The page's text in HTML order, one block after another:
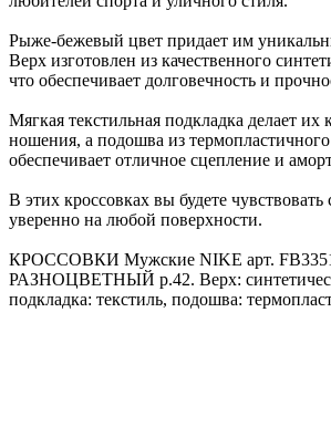
Рыже-бежевый цвет придает им
Верх изготовлен из качественного
что обеспечивает долговечность и
Мягкая текстильная подкладка делает
ношения, а подошва из
обеспечивает отличное сцепление и
В этих кроссовках вы будете
уверенно на любой поверхности.
КРОССОВКИ Мужские NIKE арт. FB3351
РАЗНОЦВЕТНЫЙ р.42. Верх:
подкладка: текстиль, подошва: